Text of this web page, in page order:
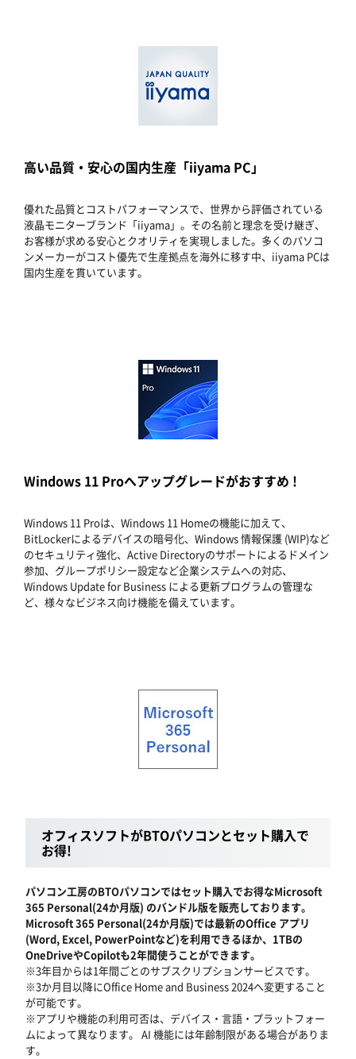
高い品質・安心の国内生産「iiyama PC」
優れた品質とコストパフォーマンスで、世界から評価されている
液晶モニターブランド「iiyama」。その名前と理念を受け継ぎ、
お客様が求める安心とクオリティを実現しました。多くのパソコ
ンメーカーがコスト優先で生産拠点を海外に移す中、iiyama PCは
国内生産を貫いています。
Windows 11 Proへアップグレードがおすすめ !
Windows 11 Proは、Windows 11 Homeの機能に加えて、
BitLockerによるデバイスの暗号化、Windows 情報保護 (WIP)など
のセキュリティ強化、Active Directoryのサポートによるドメイン
参加、グループポリシー設定など企業システムへの対応、
Windows Update for Business による更新プログラムの管理な
ど、様々なビジネス向け機能を備えています。
オフィスソフトがBTOパソコンとセット購入で
お得!
パソコン工房のBTOパソコンではセット購入でお得なMicrosoft
365 Personal(24か月版) のバンドル版を販売しております。
Microsoft 365 Personal(24か月版)では最新のOffice アプリ
(Word, Excel, PowerPointなど)を利用できるほか、1TBの
OneDriveやCopilotも2年間使うことができます。
※3年目からは1年間ごとのサブスクリプションサービスです。
※3か月目以降にOffice Home and Business 2024へ変更すること
が可能です。
※アプリや機能の利用可否は、デバイス・言語・プラットフォー
ムによって異なります。 AI 機能には年齢制限がある場合がありま
す。